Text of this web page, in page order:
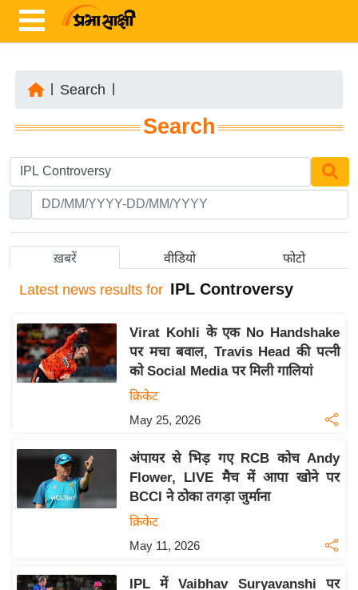
ज़ा
ख
र
ष्ट्री
अं
र्रा
ष्ट्री
य
द्यो
ग
Search
Search
ख़बरें वीडियो फोटो
Latest news results for IPL Controversy
Virat Kohli के एक No Handshake
पर मचा बवाल, Travis Head की पत्नी
को Social Media पर मिली गालियां
क्रिकेट
May 25, 2026
अंपायर से भिड़ गए RCB कोच Andy
Flower, LIVE मैच में आपा खोने पर
BCCI ने ठोका तगड़ा जुर्माना
क्रिकेट
May 11, 2026
IPL में Vaibhav Suryavanshi पर